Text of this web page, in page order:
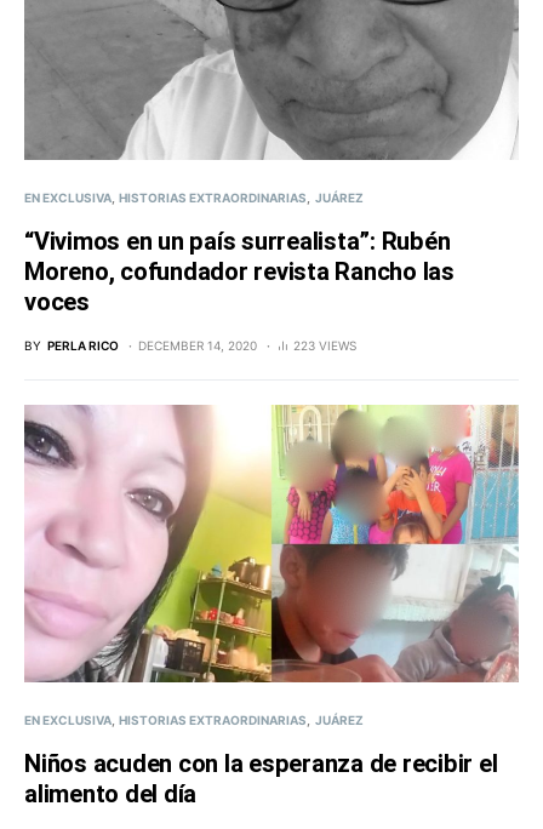
EN EXCLUSIVA HISTORIAS EXTRAORDINARIAS JUÁREZ
“Vivimos en un país surrealista”: Rubén
Moreno, cofundador revista Rancho las
voces
BY PERLA RICO DECEMBER 14, 2020 223 VIEWS
EN EXCLUSIVA HISTORIAS EXTRAORDINARIAS JUÁREZ
Niños acuden con la esperanza de recibir el
alimento del día